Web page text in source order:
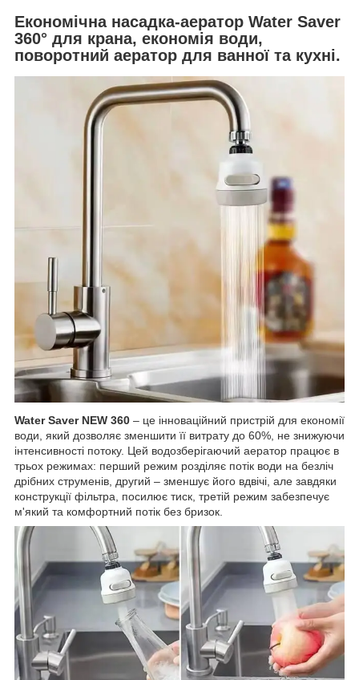
Економічна насадка-аератор Water Saver
360° для крана, економія води,
поворотний аератор для ванної та кухні.
Water Saver NEW 360 – це інноваційний пристрій для економії
води, який дозволяє зменшити її витрату до 60%, не знижуючи
інтенсивності потоку. Цей водозберігаючий аератор працює в
трьох режимах: перший режим розділяє потік води на безліч
дрібних струменів, другий – зменшує його вдвічі, але завдяки
конструкції фільтра, посилює тиск, третій режим забезпечує
м'який та комфортний потік без бризок.